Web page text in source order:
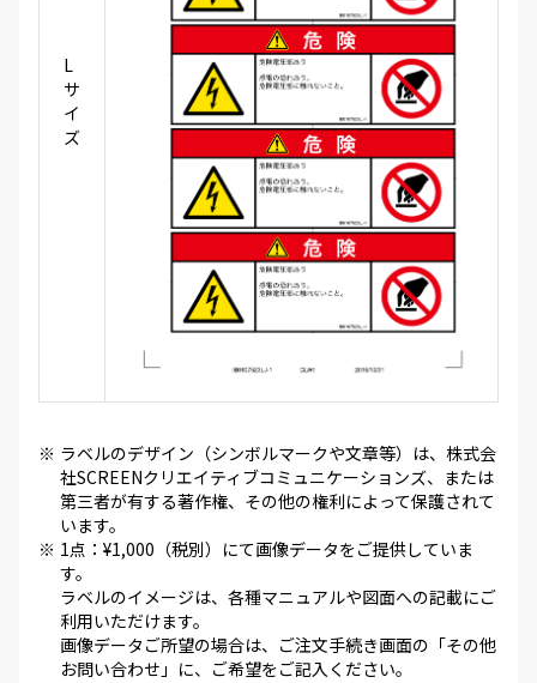
L
サ
イ
ズ
※ ラベルのデザイン（シンボルマークや文章等）は、株式会
社SCREENクリエイティブコミュニケーションズ、または
第三者が有する著作権、その他の権利によって保護されて
います。
※ 1点：¥1,000（税別）にて画像データをご提供していま
す。
ラベルのイメージは、各種マニュアルや図面への記載にご
利用いただけます。
画像データご所望の場合は、ご注文手続き画面の「その他
お問い合わせ」に、ご希望をご記入ください。